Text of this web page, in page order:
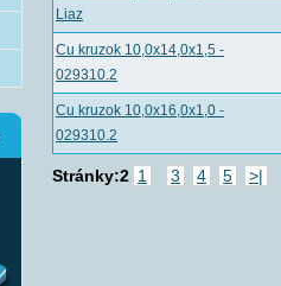
Liaz
Cu kruzok 10,0x14,0x1,5 -
029310.2
Cu kruzok 10,0x16,0x1,0 -
029310.2
Stránky: 1
2 3 4 5 >|